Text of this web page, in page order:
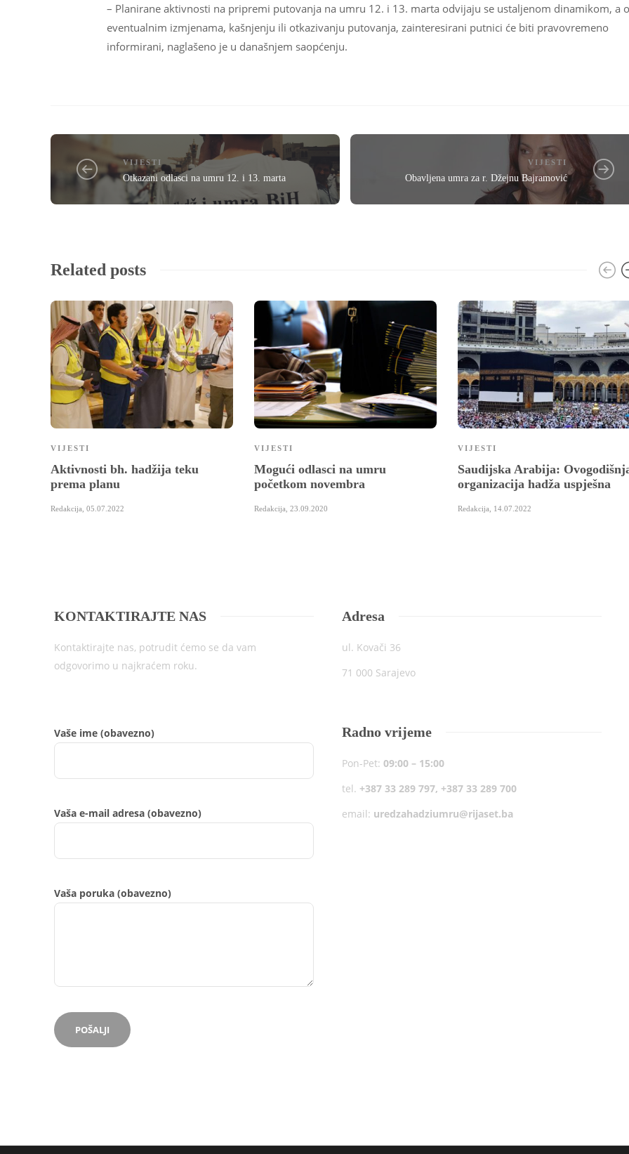
– Planirane aktivnosti na pripremi putovanja na umru 12. i 13. marta odvijaju se ustaljenom dinamikom, a o
eventualnim izmjenama, kašnjenju ili otkazivanju putovanja, zainteresirani putnici će biti pravovremeno
informirani, naglašeno je u današnjem saopćenju.
VIJESTI
Otkazani odlasci na umru 12. i 13. marta
VIJESTI
Obavljena umra za r. Džejnu Bajramović
Related posts
VIJESTI
Aktivnosti bh. hadžija teku
prema planu
Redakcija 05.07.2022
VIJESTI
Mogući odlasci na umru
početkom novembra
Redakcija 23.09.2020
VIJESTI
Saudijska Arabija:
organizacija hadža uspješna
Redakcija 14.07.2022
KONTAKTIRAJTE NAS
Kontaktirajte nas, potrudit ćemo se da vam
odgovorimo u najkraćem roku.
Vaše ime (obavezno)
Vaša e-mail adresa (obavezno)
Vaša poruka (obavezno)
Adresa
ul. Kovači 36
71 000 Sarajevo
Radno vrijeme
Pon-Pet: 09:00 – 15:00
tel. +387 33 289 797, +387 33 289 700
email: uredzahadziumru@rijaset.ba